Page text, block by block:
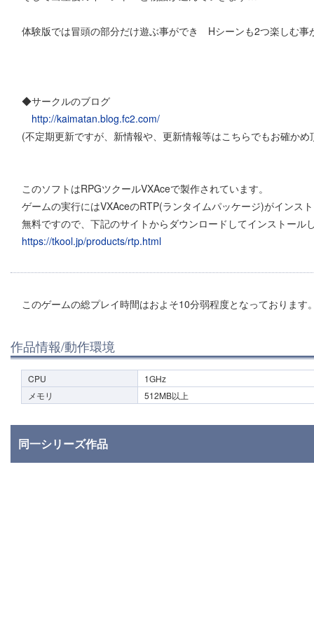
体験版では冒頭の部分だけ遊ぶ事ができ Hシーンも2つ楽しむ事
◆サークルのブログ
http://kaimatan.blog.fc2.com/
(不定期更新ですが、新情報や、更新情報等はこちらでもお確か
このソフトはRPGツクールVXAceで製作されています。
ゲームの実行にはVXAceのRTP(ランタイムパッケージ)がインス
無料ですので、下記のサイトからダウンロードしてインストール
https://tkool.jp/products/rtp.html
このゲームの総プレイ時間はおよそ10分弱程度となっております
作品情報/動作環境
CPU
1GHz
メモリ
512MB以上
同一シリーズ作品